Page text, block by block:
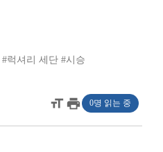
#럭셔리 세단 #시승
format_sizeprint 0명 읽는 중